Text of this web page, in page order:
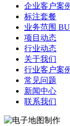
企业客户案
标注套餐
业务范围
项目动态
行业动态
关于我们
行业客户案
常见问题
新闻中心
联系我们